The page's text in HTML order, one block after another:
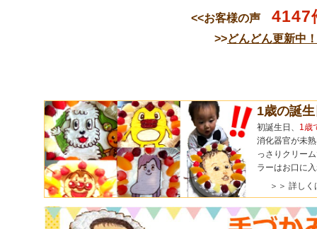
<<お客様の声 4147
>>どんどん更新中
1歳の誕
初誕生日、 1歳
消化器官が未
っさりクリー
ラーはお口に
＞＞ 詳しく